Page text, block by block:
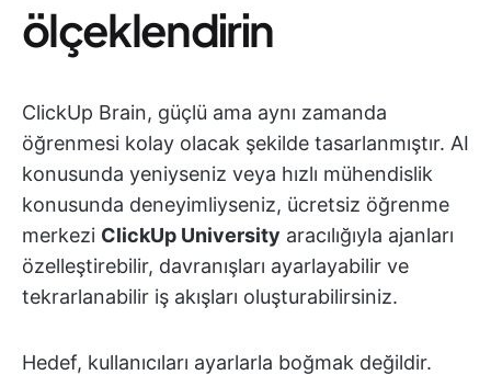
ölçeklendirin
ClickUp Brain, güçlü ama aynı zamanda
öğrenmesi kolay olacak şekilde tasarlanmıştır. AI
konusunda yeniyseniz veya hızlı mühendislik
konusunda deneyimliyseniz, ücretsiz öğrenme
merkezi ClickUp University aracılığıyla ajanları
özelleştirebilir, davranışları ayarlayabilir ve
tekrarlanabilir iş akışları oluşturabilirsiniz.
Hedef, kullanıcıları ayarlarla boğmak değildir.